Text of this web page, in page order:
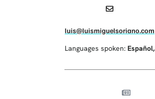
luis@luismiguelsoriano.com
Languages spoken: Español,